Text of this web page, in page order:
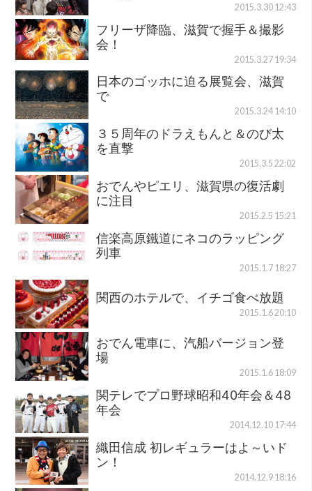
2015.3.30 12:43
フリーザ降臨、滋賀で握手＆撮影
会！
2015.3.27 19:34
日本のゴッホに迫る展覧会、滋賀
で
2015.3.24 14:10
３５周年のドラえもんと＆のび太
を直撃
2015.3.5 22:02
おでんやピエリ、滋賀県の復活劇
に注目
2015.2.5 15:21
信楽高原鐵道にネコのラッピング
列車
2015.1.7 18:27
関西のホテルで、イチゴ食べ放題
2015.1.6 20:10
おでん電車に、汽船バージョン登
場
2015.1.6 18:09
関テレでプロ野球昭和40年会＆48
年会
2014.12.10 17:44
織田信成 初レギュラーはよ～いド
ン！
2014.12.9 18:16